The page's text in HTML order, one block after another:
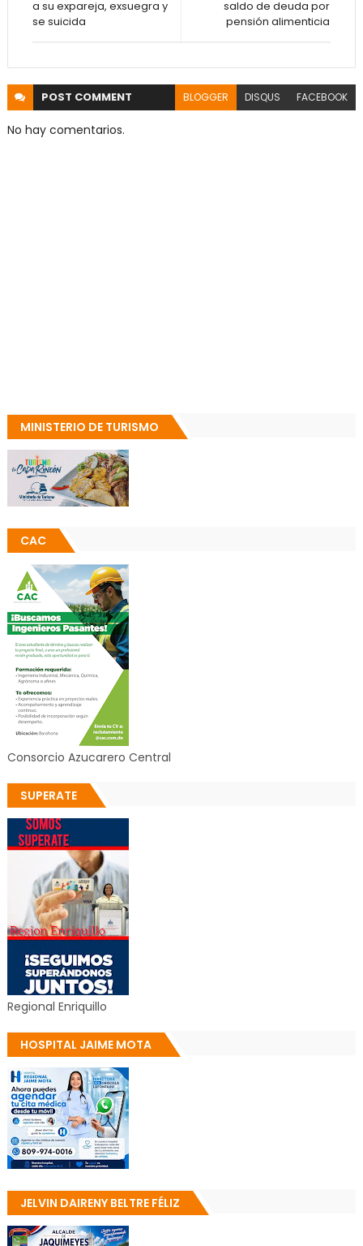
saldo de deuda por
pensión alimenticia
a su expareja, exsuegra y
se suicida
POST COMMENT BLOGGER DISQUS FACEBOOK
No hay comentarios.
MINISTERIO DE TURISMO
CAC
Consorcio Azucarero Central
SUPERATE
Regional Enriquillo
HOSPITAL JAIME MOTA
JELVIN DAIRENY BELTRE FÉLIZ